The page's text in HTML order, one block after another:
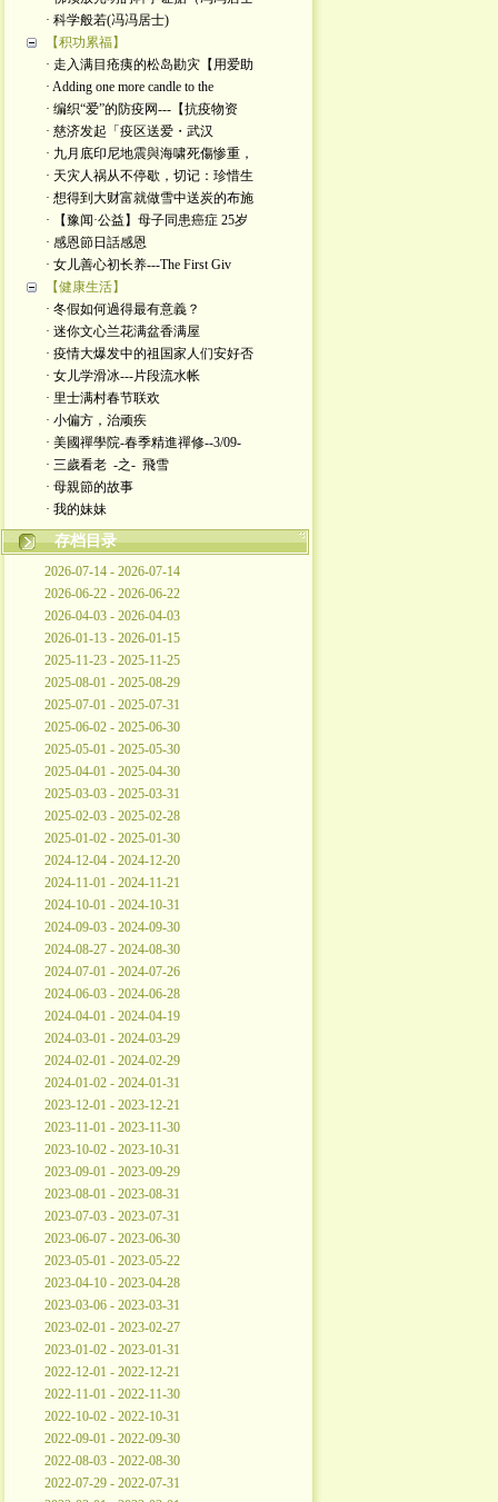
· 科学般若(冯冯居士)
【积功累福】
· 走入满目疮痍的松岛勘灾【用爱助
· Adding one more candle to the
· 编织“爱”的防疫网---【抗疫物资
· 慈济发起「疫区送爱・武汉
· 九月底印尼地震與海啸死傷惨重，
· 天灾人祸从不停歇，切记：珍惜生
· 想得到大财富就做雪中送炭的布施
· 【豫闻·公益】母子同患癌症 25岁
· 感恩節日話感恩
· 女儿善心初长养---The First Giv
【健康生活】
· 冬假如何過得最有意義？
· 迷你文心兰花满盆香满屋
· 疫情大爆发中的祖国家人们安好否
· 女儿学滑冰---片段流水帐
· 里士满村春节联欢
· 小偏方，治顽疾
· 美國禪學院-春季精進禪修--3/09-
· 三歲看老 -之- 飛雪
· 母親節的故事
· 我的妹妹
存档目录
2026-07-14 - 2026-07-14
2026-06-22 - 2026-06-22
2026-04-03 - 2026-04-03
2026-01-13 - 2026-01-15
2025-11-23 - 2025-11-25
2025-08-01 - 2025-08-29
2025-07-01 - 2025-07-31
2025-06-02 - 2025-06-30
2025-05-01 - 2025-05-30
2025-04-01 - 2025-04-30
2025-03-03 - 2025-03-31
2025-02-03 - 2025-02-28
2025-01-02 - 2025-01-30
2024-12-04 - 2024-12-20
2024-11-01 - 2024-11-21
2024-10-01 - 2024-10-31
2024-09-03 - 2024-09-30
2024-08-27 - 2024-08-30
2024-07-01 - 2024-07-26
2024-06-03 - 2024-06-28
2024-04-01 - 2024-04-19
2024-03-01 - 2024-03-29
2024-02-01 - 2024-02-29
2024-01-02 - 2024-01-31
2023-12-01 - 2023-12-21
2023-11-01 - 2023-11-30
2023-10-02 - 2023-10-31
2023-09-01 - 2023-09-29
2023-08-01 - 2023-08-31
2023-07-03 - 2023-07-31
2023-06-07 - 2023-06-30
2023-05-01 - 2023-05-22
2023-04-10 - 2023-04-28
2023-03-06 - 2023-03-31
2023-02-01 - 2023-02-27
2023-01-02 - 2023-01-31
2022-12-01 - 2022-12-21
2022-11-01 - 2022-11-30
2022-10-02 - 2022-10-31
2022-09-01 - 2022-09-30
2022-08-03 - 2022-08-30
2022-07-29 - 2022-07-31